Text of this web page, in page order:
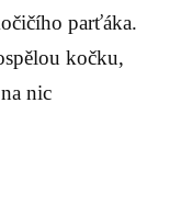
parťáka.
kočku,
nic